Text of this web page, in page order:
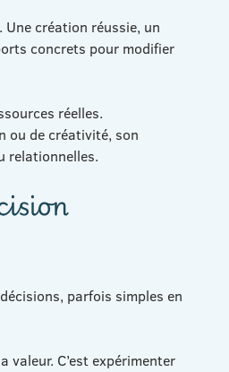
création réussie, un
concrets pour modifier
réelles.
ou de créativité, son
relationnelles.
parfois simples en
valeur. C’est expérimenter